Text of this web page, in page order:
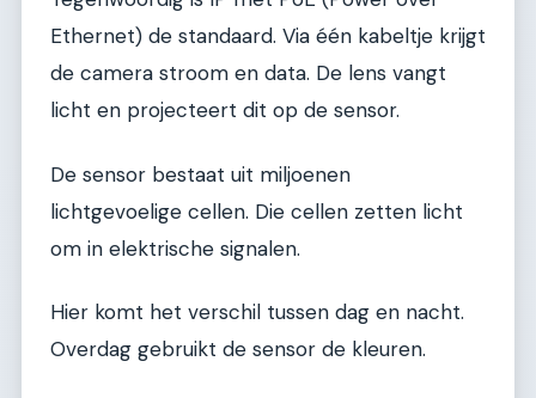
Ethernet) de standaard. Via één kabeltje krijgt
de camera stroom en data. De lens vangt
licht en projecteert dit op de sensor.
De sensor bestaat uit miljoenen
lichtgevoelige cellen. Die cellen zetten licht
om in elektrische signalen.
Hier komt het verschil tussen dag en nacht.
Overdag gebruikt de sensor de kleuren.